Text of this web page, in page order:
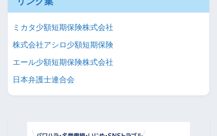
ミカタ少額短期保険株式会社
株式会社アシロ少額短期保険
エール少額短期保険株式会社
日本弁護士連合会